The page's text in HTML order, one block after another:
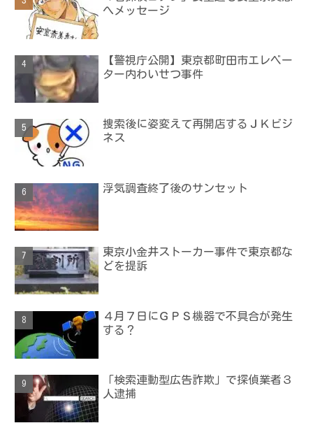
へメッセージ
【警視庁公開】東京都町田市エレベー
ター内わいせつ事件
捜索後に姿変えて再開店するＪＫビジ
ネス
浮気調査終了後のサンセット
東京小金井ストーカー事件で東京都な
どを提訴
４月７日にＧＰＳ機器で不具合が発生
する？
「検索連動型広告詐欺」で探偵業者３
人逮捕